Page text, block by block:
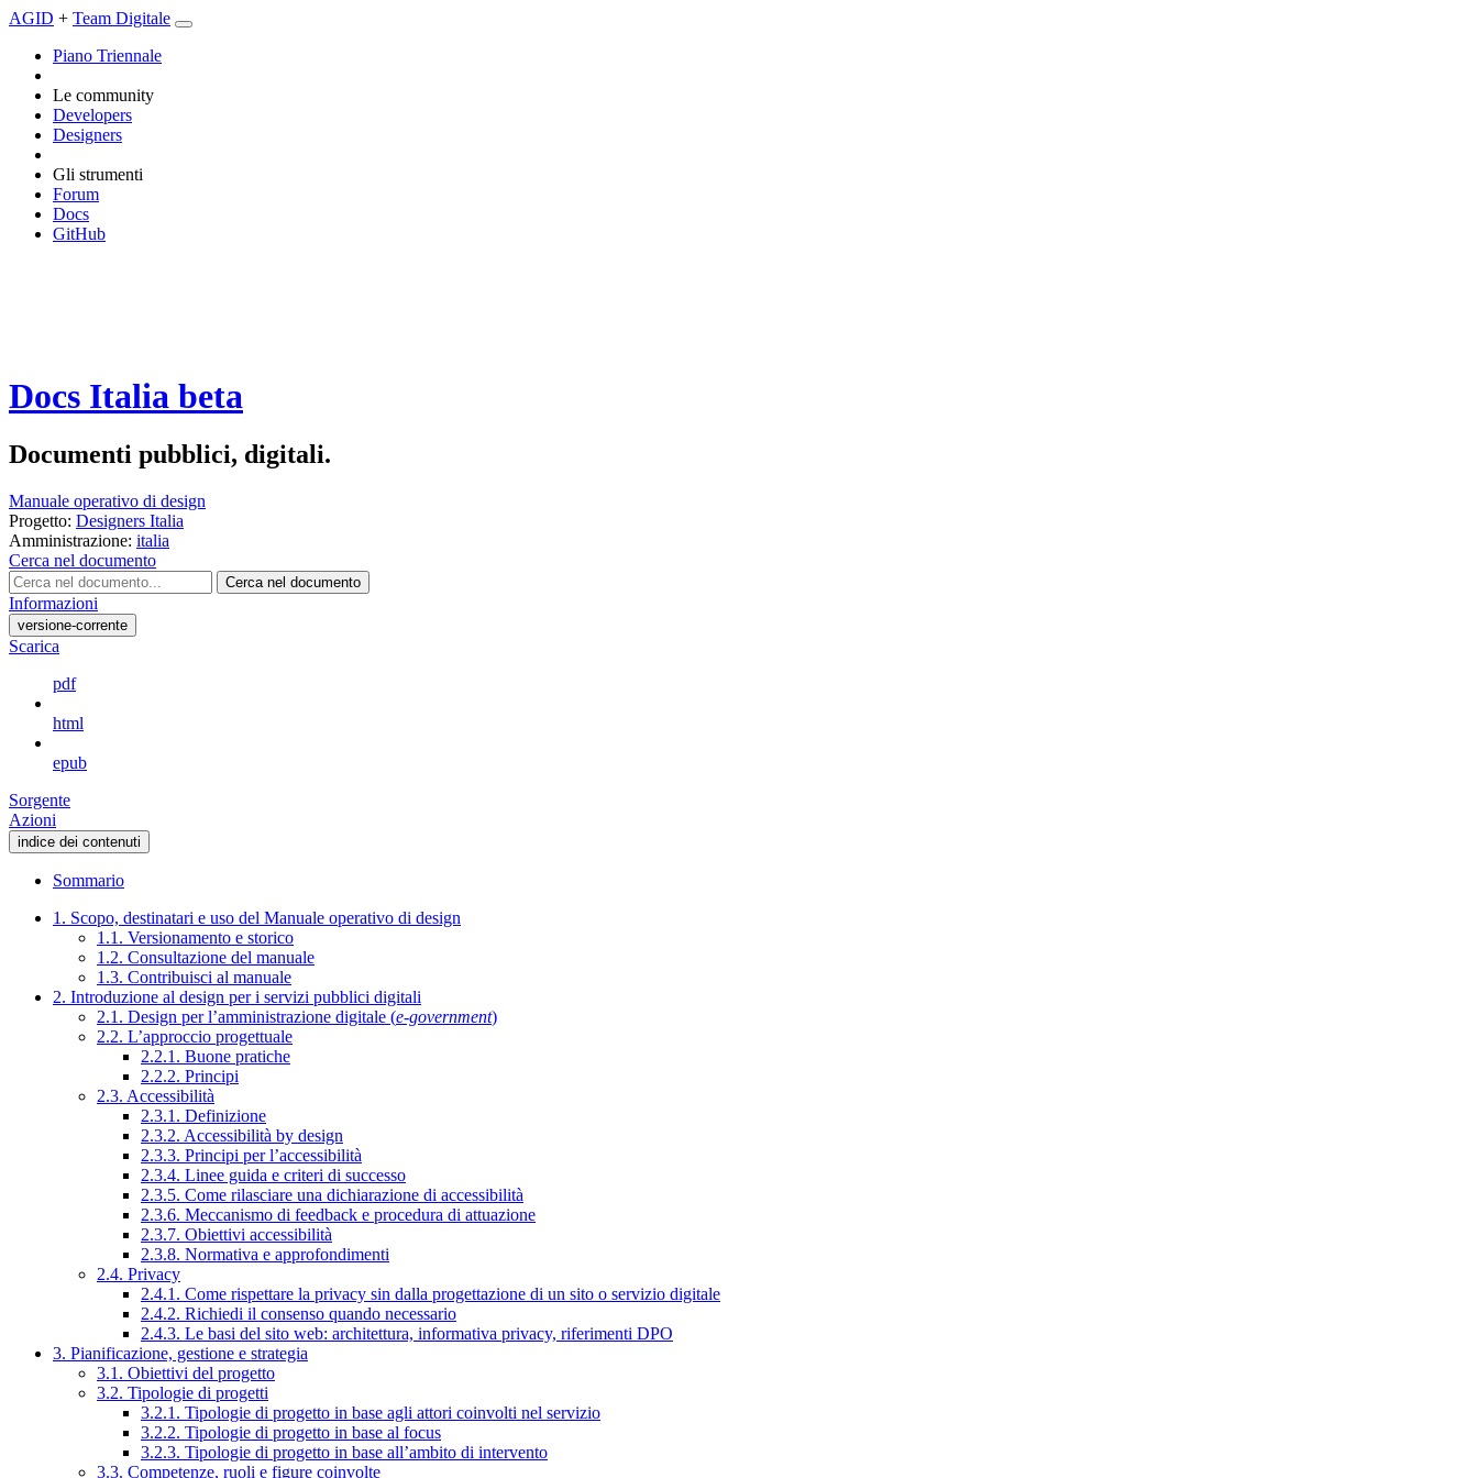
AGID + Team Digitale
Piano Triennale
Le community
Developers
Designers
Gli strumenti
Forum
Docs
GitHub
Docs Italia beta
Documenti pubblici, digitali.
Manuale operativo di design
Progetto: Designers Italia
Amministrazione: italia
Cerca nel documento
Cerca nel documento
Informazioni
versione-corrente
Scarica
pdf
html
epub
Sorgente
Azioni
indice dei contenuti
Sommario
1. Scopo, destinatari e uso del Manuale operativo di design
1.1. Versionamento e storico
1.2. Consultazione del manuale
1.3. Contribuisci al manuale
2. Introduzione al design per i servizi pubblici digitali
2.1. Design per l’amministrazione digitale (e-government)
2.2. L’approccio progettuale
2.2.1. Buone pratiche
2.2.2. Principi
2.3. Accessibilità
2.3.1. Definizione
2.3.2. Accessibilità by design
2.3.3. Principi per l’accessibilità
2.3.4. Linee guida e criteri di successo
2.3.5. Come rilasciare una dichiarazione di accessibilità
2.3.6. Meccanismo di feedback e procedura di attuazione
2.3.7. Obiettivi accessibilità
2.3.8. Normativa e approfondimenti
2.4. Privacy
2.4.1. Come rispettare la privacy sin dalla progettazione di un sito o servizio digitale
2.4.2. Richiedi il consenso quando necessario
2.4.3. Le basi del sito web: architettura, informativa privacy, riferimenti DPO
3. Pianificazione, gestione e strategia
3.1. Obiettivi del progetto
3.2. Tipologie di progetti
3.2.1. Tipologie di progetto in base agli attori coinvolti nel servizio
3.2.2. Tipologie di progetto in base al focus
3.2.3. Tipologie di progetto in base all’ambito di intervento
3.3. Competenze, ruoli e figure coinvolte